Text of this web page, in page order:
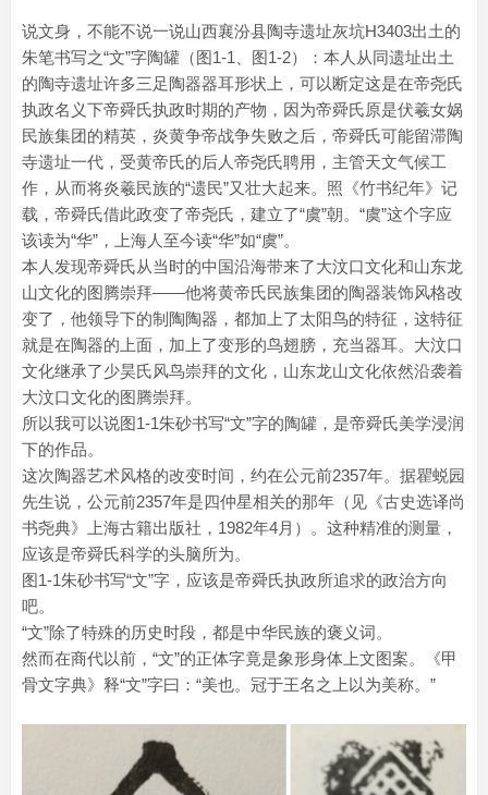
说文身，不能不说一说山西襄汾县陶寺遗址灰坑H3403出土的
朱笔书写之“文”字陶罐（图1-1、图1-2）：本人从同遗址出土
的陶寺遗址许多三足陶器器耳形状上，可以断定这是在帝尧氏
执政名义下帝舜氏执政时期的产物，因为帝舜氏原是伏羲女娲
民族集团的精英，炎黄争帝战争失败之后，帝舜氏可能留滞陶
寺遗址一代，受黄帝氏的后人帝尧氏聘用，主管天文气候工
作，从而将炎羲民族的“遗民”又壮大起来。照《竹书纪年》记
载，帝舜氏借此政变了帝尧氏，建立了“虞”朝。“虞”这个字应
该读为“华”，上海人至今读“华”如“虞”。
本人发现帝舜氏从当时的中国沿海带来了大汶口文化和山东龙
山文化的图腾崇拜——他将黄帝氏民族集团的陶器装饰风格改
变了，他领导下的制陶陶器，都加上了太阳鸟的特征，这特征
就是在陶器的上面，加上了变形的鸟翅膀，充当器耳。大汶口
文化继承了少昊氏风鸟崇拜的文化，山东龙山文化依然沿袭着
大汶口文化的图腾崇拜。
所以我可以说图1-1朱砂书写“文”字的陶罐，是帝舜氏美学浸润
下的作品。
这次陶器艺术风格的改变时间，约在公元前2357年。据瞿蜕园
先生说，公元前2357年是四仲星相关的那年（见《古史选译尚
书尧典》上海古籍出版社，1982年4月）。这种精准的测量，
应该是帝舜氏科学的头脑所为。
图1-1朱砂书写“文”字，应该是帝舜氏执政所追求的政治方向
吧。
“文”除了特殊的历史时段，都是中华民族的褒义词。
然而在商代以前，“文”的正体字竟是象形身体上文图案。《甲
骨文字典》释“文”字曰：“美也。冠于王名之上以为美称。”